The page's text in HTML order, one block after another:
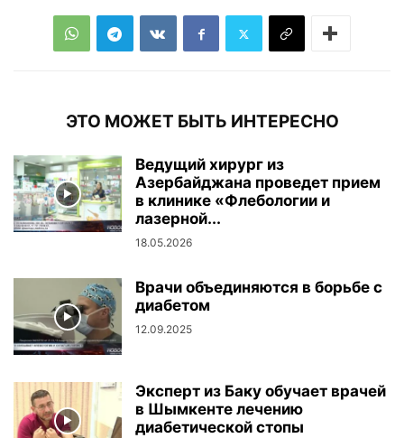
ЭТО МОЖЕТ БЫТЬ ИНТЕРЕСНО
Ведущий хирург из
Азербайджана проведет прием
в клинике «Флебологии и
лазерной...
18.05.2026
Врачи объединяются в борьбе с
диабетом
12.09.2025
Эксперт из Баку обучает врачей
в Шымкенте лечению
диабетической стопы